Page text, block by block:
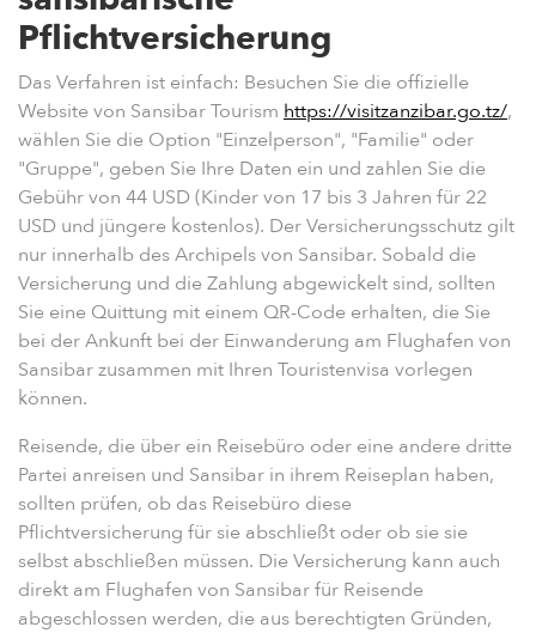
Pflichtversicherung
Das Verfahren ist einfach: Besuchen Sie die offizielle
Website von Sansibar Tourism https://visitzanzibar.go.tz/,
wählen Sie die Option "Einzelperson", "Familie" oder
"Gruppe", geben Sie Ihre Daten ein und zahlen Sie die
Gebühr von 44 USD (Kinder von 17 bis 3 Jahren für 22
USD und jüngere kostenlos). Der Versicherungsschutz gilt
nur innerhalb des Archipels von Sansibar. Sobald die
Versicherung und die Zahlung abgewickelt sind, sollten
Sie eine Quittung mit einem QR-Code erhalten, die Sie
bei der Ankunft bei der Einwanderung am Flughafen von
Sansibar zusammen mit Ihren Touristenvisa vorlegen
können.
Reisende, die über ein Reisebüro oder eine andere dritte
Partei anreisen und Sansibar in ihrem Reiseplan haben,
sollten prüfen, ob das Reisebüro diese
Pflichtversicherung für sie abschließt oder ob sie sie
selbst abschließen müssen. Die Versicherung kann auch
direkt am Flughafen von Sansibar für Reisende
abgeschlossen werden, die aus berechtigten Gründen,